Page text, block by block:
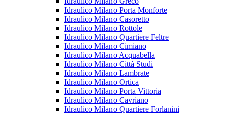
Idraulico Milano Porta Monforte
Idraulico Milano Casoretto
Idraulico Milano Rottole
Idraulico Milano Quartiere Feltre
Idraulico Milano Cimiano
Idraulico Milano Acquabella
Idraulico Milano Città Studi
Idraulico Milano Lambrate
Idraulico Milano Ortica
Idraulico Milano Porta Vittoria
Idraulico Milano Cavriano
Idraulico Milano Quartiere Forlanini